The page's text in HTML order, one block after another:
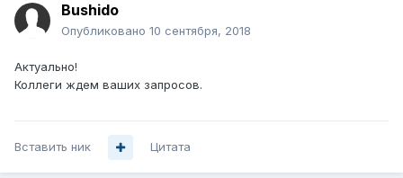
Bushido
Опубликовано 10 сентября, 2018
Актуально!
Коллеги ждем ваших запросов.
Вставить ник Цитата